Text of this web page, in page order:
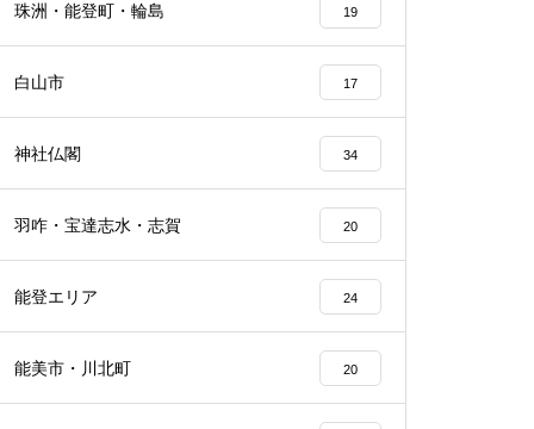
珠洲・能登町・輪島 19
白山市 17
神社仏閣 34
羽咋・宝達志水・志賀 20
能登エリア 24
能美市・川北町 20